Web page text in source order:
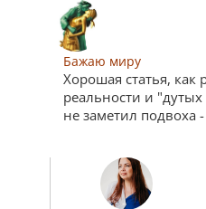
Бажаю миру
Хорошая статья, как
реальности и
не заметил подвоха